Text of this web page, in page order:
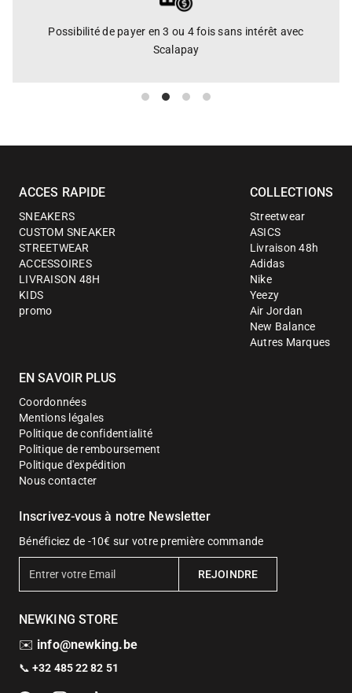
Possibilité de payer en 3 ou 4 fois sans intérêt avec
Scalapay
ACCES RAPIDE
SNEAKERS
CUSTOM SNEAKER
STREETWEAR
ACCESSOIRES
LIVRAISON 48H
KIDS
promo
COLLECTIONS
Streetwear
ASICS
Livraison 48h
Adidas
Nike
Yeezy
Air Jordan
New Balance
Autres Marques
EN SAVOIR PLUS
Coordonnées
Mentions légales
Politique de confidentialité
Politique de remboursement
Politique d'expédition
Nous contacter
Inscrivez-vous à notre Newsletter
Bénéficiez de -10€ sur votre première commande
r
v
REJOINDRE
NEWKING STORE
✉️ info@newking.be
📞+32 485 22 82 51